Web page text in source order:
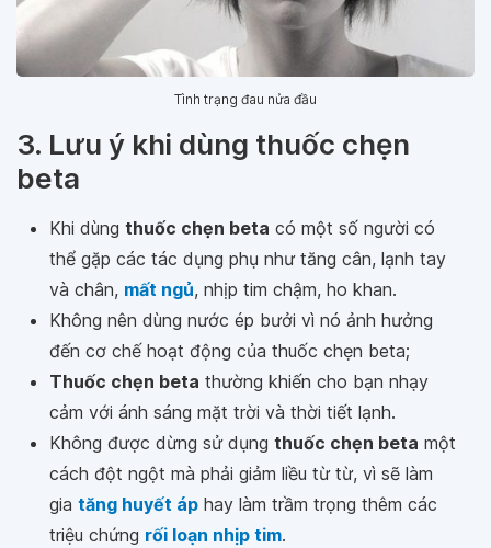
Tình trạng đau nửa đầu
3. Lưu ý khi dùng thuốc chẹn
beta
Khi dùng thuốc chẹn beta có một số người có
thể gặp các tác dụng phụ như tăng cân, lạnh tay
và chân, mất ngủ, nhịp tim chậm, ho khan.
Không nên dùng nước ép bưởi vì nó ảnh hưởng
đến cơ chế hoạt động của thuốc chẹn beta;
Thuốc chẹn beta thường khiến cho bạn nhạy
cảm với ánh sáng mặt trời và thời tiết lạnh.
Không được dừng sử dụng thuốc chẹn beta một
cách đột ngột mà phải giảm liều từ từ, vì sẽ làm
gia tăng huyết áp hay làm trầm trọng thêm các
triệu chứng rối loạn nhịp tim.